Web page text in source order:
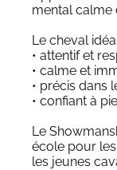
mental calme
Le cheval
• attentif et
• calme et
• précis dans
• confiant à
Le
école pour
les jeunes